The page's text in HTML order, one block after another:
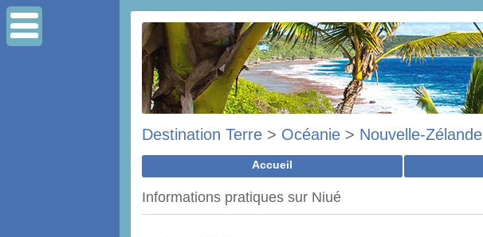
Destination Terre > Océanie > Nouvelle-Zélande
Accueil
Informations pratiques sur Niué